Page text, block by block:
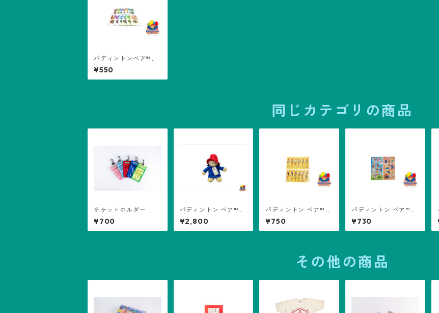
パディントンベア™バ
ースデーカラーキーホ
ルダー
¥550
同じカテゴリの商品
チケットホルダー
¥700
パディントン ベア™
マスコット
¥2,800
パディントン ベア™ イ
ニシャルキーホルダー
¥750
パディントン ベア™
シール2枚入り
¥730
その他の商品